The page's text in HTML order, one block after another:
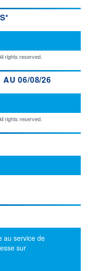
rights reserved.
AU 06/08/26
rights reserved.
au service de
sur